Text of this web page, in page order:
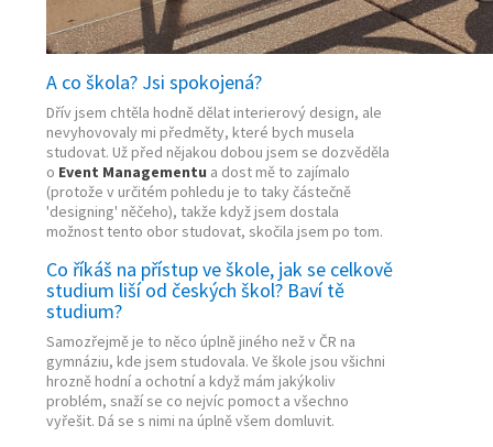
A co škola? Jsi spokojená?
Dřív jsem chtěla hodně dělat interierový design, ale
nevyhovovaly mi předměty, které bych musela
studovat. Už před nějakou dobou jsem se dozvěděla
o Event Managementu a dost mě to zajímalo
(protože v určitém pohledu je to taky částečně
'designing' něčeho), takže když jsem dostala
možnost tento obor studovat, skočila jsem po tom.
Co říkáš na přístup ve škole, jak se celkově
studium liší od českých škol? Baví tě
studium?
Samozřejmě je to něco úplně jiného než v ČR na
gymnáziu, kde jsem studovala. Ve škole jsou všichni
hrozně hodní a ochotní a když mám jakýkoliv
problém, snaží se co nejvíc pomoct a všechno
vyřešit. Dá se s nimi na úplně všem domluvit.